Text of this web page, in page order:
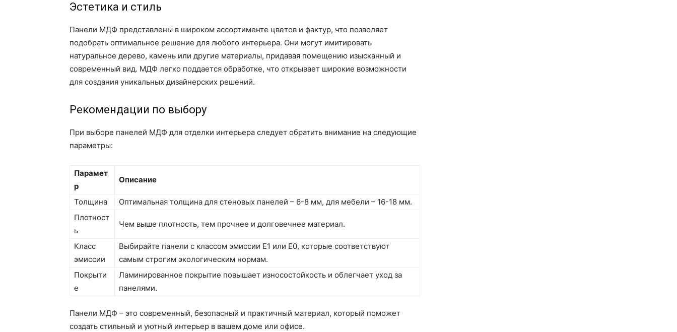
Эстетика и стиль
Панели МДФ представлены в широком ассортименте цветов и фактур, что позволяет
подобрать оптимальное решение для любого интерьера. Они могут имитировать
натуральное дерево, камень или другие материалы, придавая помещению изысканный и
современный вид. МДФ легко поддается обработке, что открывает широкие возможности
для создания уникальных дизайнерских решений.
Рекомендации по выбору
При выборе панелей МДФ для отделки интерьера следует обратить внимание на следующие
параметры:
Парамет
р
Описание
Толщина
Оптимальная толщина для стеновых панелей – 6-8 мм, для мебели – 16-18 мм.
Плотност
ь
Чем выше плотность, тем прочнее и долговечнее материал.
Класс
эмиссии
Выбирайте панели с классом эмиссии E1 или E0, которые соответствуют
самым строгим экологическим нормам.
Покрыти
е
Ламинированное покрытие повышает износостойкость и облегчает уход за
панелями.
Панели МДФ – это современный, безопасный и практичный материал, который поможет
создать стильный и уютный интерьер в вашем доме или офисе.